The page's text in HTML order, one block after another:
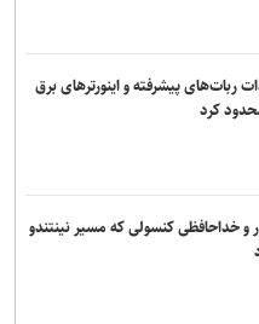
ربات‌های پیشرفته و اینورترهای برق
کرد
و خداحافظی کنسولی که مسیر نینتندو